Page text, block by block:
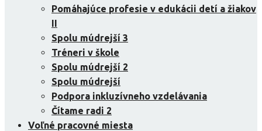
Pomáhajúce profesie v edukácii detí a žiakov
II
Spolu múdrejší 3
Tréneri v škole
Spolu múdrejší 2
Spolu múdrejší
Podpora inkluzívneho vzdelávania
Čítame radi 2
Voľné pracovné miesta